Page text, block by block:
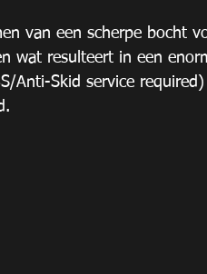
van een scherpe bocht
wat resulteert in een
Anti-Skid service